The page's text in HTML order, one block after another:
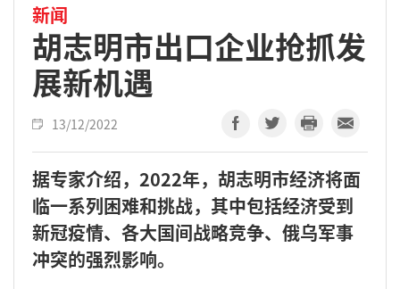
新闻
胡志明市出口企业抢抓发
展新机遇
13/12/2022
据专家介绍，2022年，胡志明市经济将面
临一系列困难和挑战，其中包括经济受到
新冠疫情、各大国间战略竞争、俄乌军事
冲突的强烈影响。